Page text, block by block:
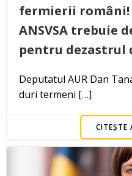
fermierii români!
ANSVSA trebuie
pentru dezastrul
Deputatul AUR Dan
duri termeni […]
CITEȘTE